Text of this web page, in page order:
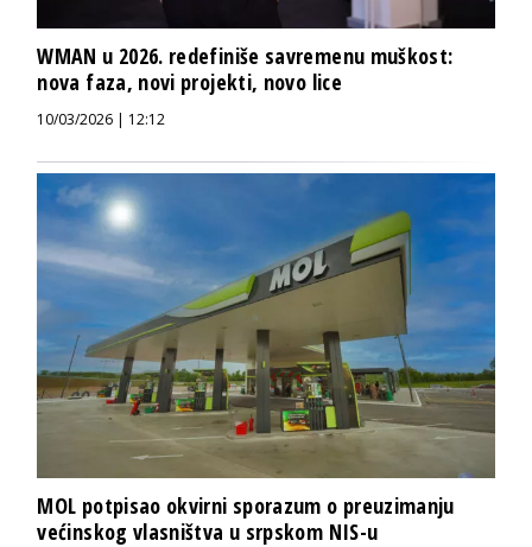
WMAN u 2026. redefiniše savremenu muškost:
nova faza, novi projekti, novo lice
10/03/2026 | 12:12
MOL potpisao okvirni sporazum o preuzimanju
većinskog vlasništva u srpskom NIS-u